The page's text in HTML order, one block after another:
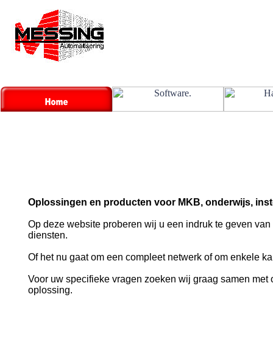
Oplossingen en producten voor MKB, onderwijs,
Op deze website proberen wij u een indruk te geven
diensten.
Of het nu gaat om een compleet netwerk of om enkele
Voor uw specifieke vragen zoeken wij graag samen
oplossing.